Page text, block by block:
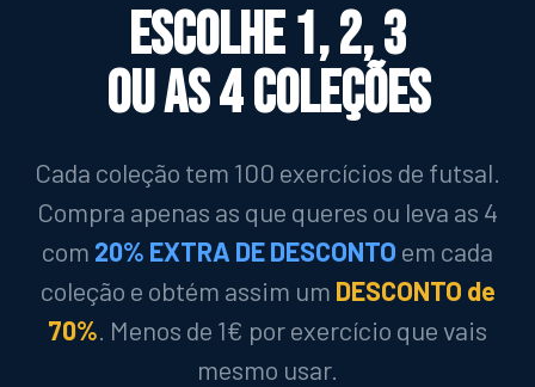
Escolhe 1, 2, 3
ou as 4 coleções
Cada coleção tem 100 exercícios de futsal.
Compra apenas as que queres ou leva as 4
com 20% EXTRA DE DESCONTO em cada
coleção e obtém assim um DESCONTO de
70% . Menos de 1€ por exercício que vais
mesmo usar.